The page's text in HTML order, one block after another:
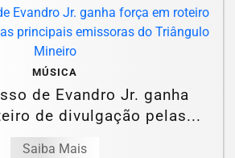
MÚSICA
de Evandro Jr. ganha
de divulgação pelas...
Saiba Mais